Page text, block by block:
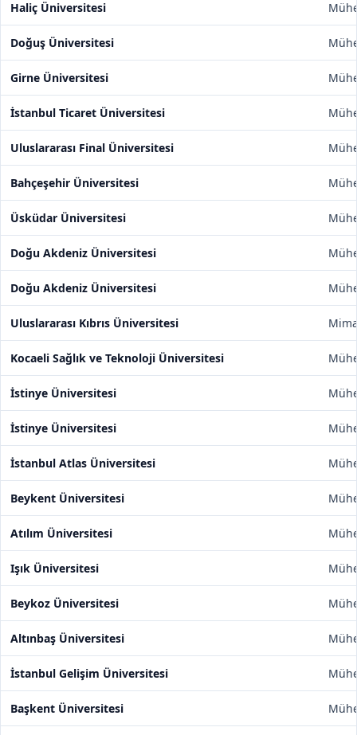
Haliç Üniversitesi
Doğuş Üniversitesi
Girne Üniversitesi
İstanbul Ticaret Üniversitesi
Uluslararası Final Üniversitesi
Bahçeşehir Üniversitesi
Üsküdar Üniversitesi
Doğu Akdeniz Üniversitesi
Doğu Akdeniz Üniversitesi
Uluslararası Kıbrıs Üniversitesi
Kocaeli Sağlık ve Teknoloji Üniversitesi
İstinye Üniversitesi
İstinye Üniversitesi
İstanbul Atlas Üniversitesi
Beykent Üniversitesi
Atılım Üniversitesi
Işık Üniversitesi
Beykoz Üniversitesi
Altınbaş Üniversitesi
İstanbul Gelişim Üniversitesi
Başkent Üniversitesi